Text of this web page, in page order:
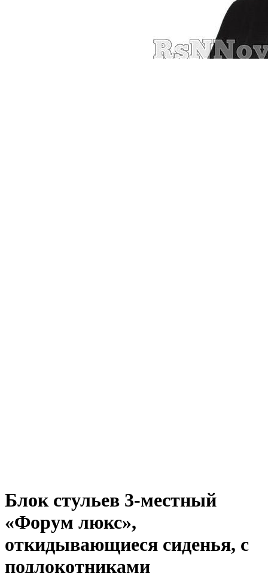
Блок стульев 3-местный
«Форум люкс»,
откидывающиеся сиденья, с
подлокотниками